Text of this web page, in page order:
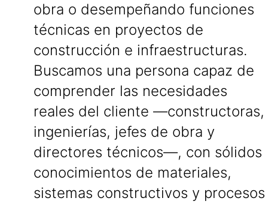
obra o desempeñando funciones
técnicas en proyectos de
construcción e infraestructuras.
Buscamos una persona capaz de
comprender las necesidades
reales del cliente —constructoras,
ingenierías, jefes de obra y
directores técnicos—, con sólidos
conocimientos de materiales,
sistemas constructivos y procesos